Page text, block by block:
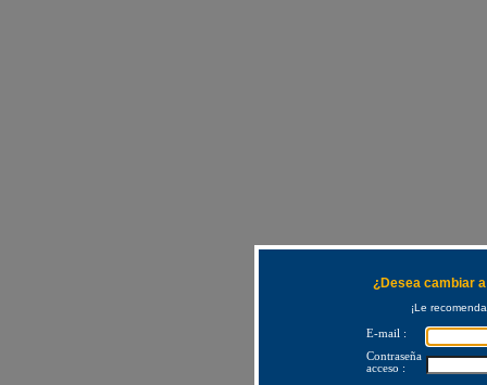
¿Desea cambiar
¡Le
E-mail :
Contraseña
acceso :